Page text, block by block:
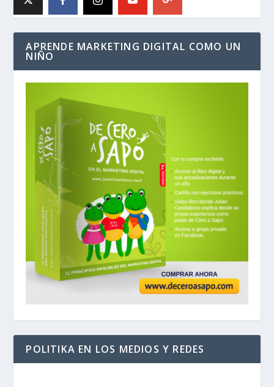
APRENDE MARKETING DIGITAL COMO UN
NIÑO
POLITIKA EN LOS MEDIOS Y REDES